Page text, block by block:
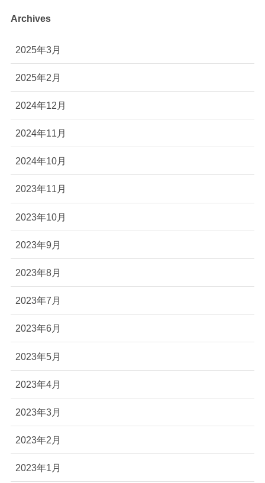
Archives
2025年3月
2025年2月
2024年12月
2024年11月
2024年10月
2023年11月
2023年10月
2023年9月
2023年8月
2023年7月
2023年6月
2023年5月
2023年4月
2023年3月
2023年2月
2023年1月